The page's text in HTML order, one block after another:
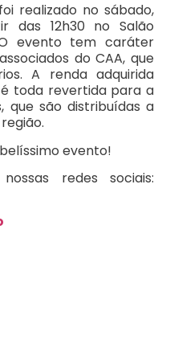
realizado no sábado,
das 12h30 no Salão
evento tem caráter
do CAA, que
A renda adquirida
toda revertida para a
que são distribuídas a
evento!
redes sociais: